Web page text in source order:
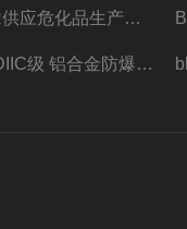
BKFR供应危化品生产车间1.5匹2匹3匹5匹防爆空调
BXMDIIC级 铝合金防爆照明动力配电箱 加工定做